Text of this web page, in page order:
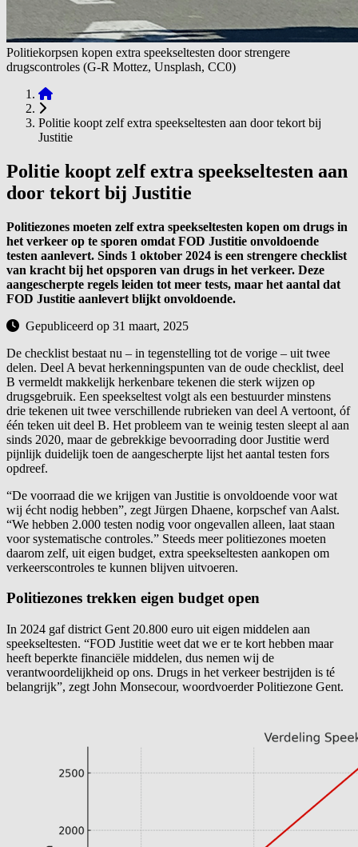
Politiekorpsen kopen extra speekseltesten door strengere
drugscontroles (G-R Mottez, Unsplash, CC0)
Politie koopt zelf extra speekseltesten aan door tekort bij
Justitie
Politie koopt zelf extra speekseltesten aan
door tekort bij Justitie
Politiezones moeten zelf extra speekseltesten kopen om drugs in
het verkeer op te sporen omdat FOD Justitie onvoldoende
testen aanlevert. Sinds 1 oktober 2024 is een strengere checklist
van kracht bij het opsporen van drugs in het verkeer. Deze
aangescherpte regels leiden tot meer tests, maar het aantal dat
FOD Justitie aanlevert blijkt onvoldoende.
Gepubliceerd op 31 maart, 2025
De checklist bestaat nu – in tegenstelling tot de vorige – uit twee
delen. Deel A bevat herkenningspunten van de oude checklist, deel
B vermeldt makkelijk herkenbare tekenen die sterk wijzen op
drugsgebruik. Een speekseltest volgt als een bestuurder minstens
drie tekenen uit twee verschillende rubrieken van deel A vertoont, óf
één teken uit deel B. Het probleem van te weinig testen sleept al aan
sinds 2020, maar de gebrekkige bevoorrading door Justitie werd
pijnlijk duidelijk toen de aangescherpte lijst het aantal testen fors
opdreef.
“De voorraad die we krijgen van Justitie is onvoldoende voor wat
wij écht nodig hebben”, zegt Jürgen Dhaene, korpschef van Aalst.
“We hebben 2.000 testen nodig voor ongevallen alleen, laat staan
voor systematische controles.” Steeds meer politiezones moeten
daarom zelf, uit eigen budget, extra speekseltesten aankopen om
verkeerscontroles te kunnen blijven uitvoeren.
Politiezones trekken eigen budget open
In 2024 gaf district Gent 20.800 euro uit eigen middelen aan
speekseltesten. “FOD Justitie weet dat we er te kort hebben maar
heeft beperkte financiële middelen, dus nemen wij de
verantwoordelijkheid op ons. Drugs in het verkeer bestrijden is té
belangrijk”, zegt John Monsecour, woordvoerder Politiezone Gent.